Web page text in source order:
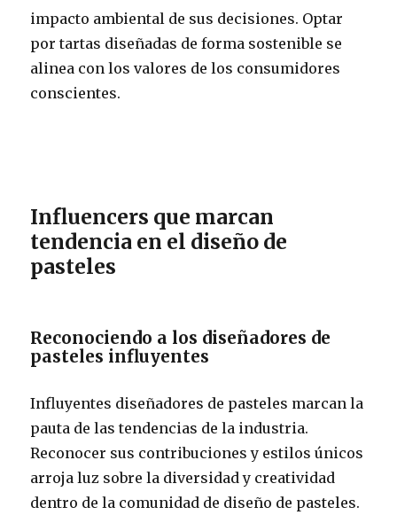
impacto ambiental de sus decisiones. Optar
por tartas diseñadas de forma sostenible se
alinea con los valores de los consumidores
conscientes.
Influencers que marcan
tendencia en el diseño de
pasteles
Reconociendo a los diseñadores de
pasteles influyentes
Influyentes diseñadores de pasteles marcan la
pauta de las tendencias de la industria.
Reconocer sus contribuciones y estilos únicos
arroja luz sobre la diversidad y creatividad
dentro de la comunidad de diseño de pasteles.